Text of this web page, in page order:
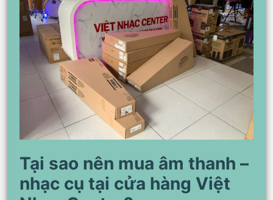
Tại sao nên mua âm thanh –
nhạc cụ tại cửa hàng Việt